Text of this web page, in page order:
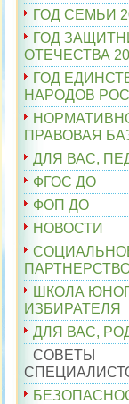
ГОД СЕМЬИ
ГОД
ОТЕЧЕСТВА
ГОД
НАРОДОВ
ПРАВОВАЯ
ДЛЯ ВАС,
ФГОС ДО
ФОП ДО
НОВОСТИ
ШКОЛА
ИЗБИРАТЕЛЯ
ДЛЯ ВАС,
СОВЕТЫ